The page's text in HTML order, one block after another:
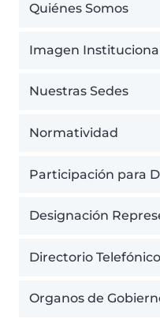
Quiénes Somos
Imagen
Nuestras Sedes
Normatividad
Participación para
Designación
Directorio Telefónico
Organos de